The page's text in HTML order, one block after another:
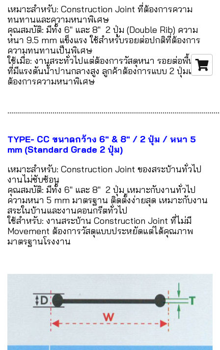
เหมาะสำหรับ: Construction Joint ที่ต้องการความ
ทนทานและความหนาพิเศษ
คุณสมบัติ: มีทั้ง 6" และ 8" 2 ปุ่ม (Double Rib) ความ
หนา 9.5 mm แข็งแรง ใช้สำหรับรอยต่อปกติที่ต้องการ
ความทนทานเป็นพิเศษ
ใช้เมื่อ: งานสระทั่วไปแต่ต้องการวัสดุหนา รอยต่อพื้นผนัง
ที่มีแรงดันน้ำปานกลางสูง ลูกค้าต้องการแบบ 2 ปุ่มแต่
ต้องการความหนาพิเศษ
TYPE- CC ขนาดกว้าง 6" & 8" / 2 ปุ่ม / หนา 5
mm (Standard Grade 2 ปุ่ม)
เหมาะสำหรับ: Construction Joint ของสระบ้านทั่วไป
งานไม่ซับซ้อน
คุณสมบัติ: มีทั้ง 6" และ 8" 2 ปุ่ม เหมาะกับงานทั่วไป
ความหนา 5 mm มาตรฐาน ติดตั้งง่ายสุด เหมาะกับงาน
สระในบ้านและงานคอนกรีตทั่วไป
ใช้สำหรับ: งานสระบ้าน Construction Joint ที่ไม่มี
Movement ต้องการวัสดุแบบประหยัดแต่ได้คุณภาพ
มาตรฐานโรงงาน